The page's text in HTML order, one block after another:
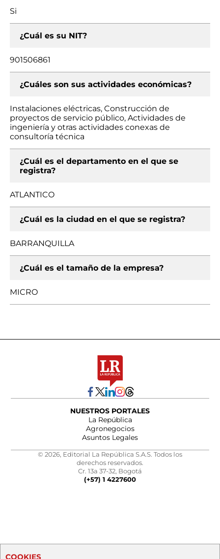
Si
¿Cuál es su NIT?
901506861
¿Cuáles son sus actividades económicas?
Instalaciones eléctricas, Construcción de
proyectos de servicio público, Actividades de
ingeniería y otras actividades conexas de
consultoría técnica
¿Cuál es el departamento en el que se
registra?
ATLANTICO
¿Cuál es la ciudad en el que se registra?
BARRANQUILLA
¿Cuál es el tamaño de la empresa?
MICRO
NUESTROS PORTALES
La República
Agronegocios
Asuntos Legales
© 2026, Editorial La República S.A.S. Todos los
derechos reservados.
Cr. 13a 37-32, Bogotá
(+57) 1 4227600
COOKIES